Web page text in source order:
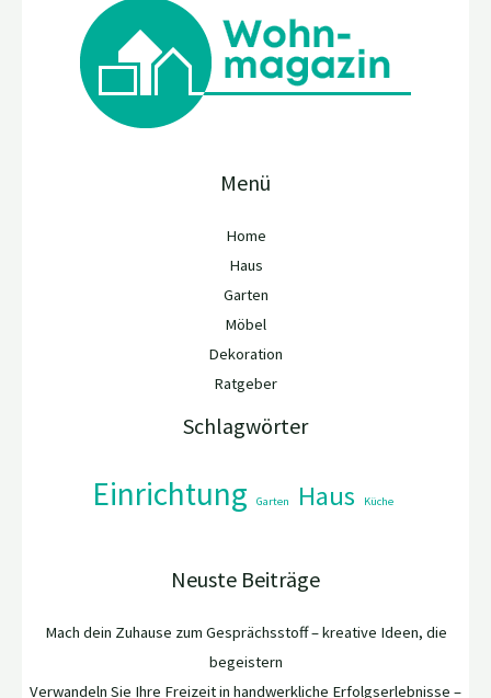
Menü
Home
Haus
Garten
Möbel
Dekoration
Ratgeber
Schlagwörter
Einrichtung Garten Haus Küche
Neuste Beiträge
Mach dein Zuhause zum Gesprächsstoff – kreative Ideen, die
begeistern
Verwandeln Sie Ihre Freizeit in handwerkliche Erfolgserlebnisse –